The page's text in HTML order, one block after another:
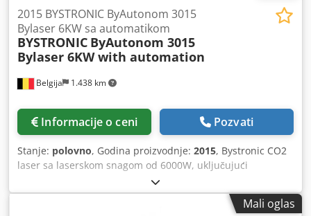
Belgija 1.438 km
2015 BYSTRONIC ByAutonom 3015
Bylaser 6KW sa automatikom
BYSTRONIC ByAutonom 3015
Bylaser 6KW with automation
Informacije o ceni Pozvati
Stanje: polovno, Godina proizvodnje: 2015, Bystronic CO2
laser sa laserskom snagom od 6000W, uključujući
automatizaciju i sistem za skladištenje. Automatski
izmenjivač paleta Byvision CNC upravljanje Automatsko
centriranje dizne Regulisana pulsna cev Čišćenje glave za
Mali oglas